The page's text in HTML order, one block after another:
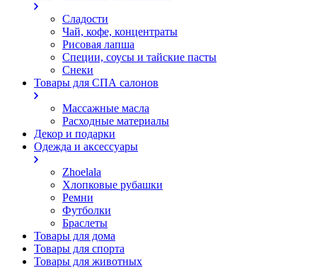
Сладости
Чай, кофе, концентраты
Рисовая лапша
Специи, соусы и тайские пасты
Снеки
Товары для СПА салонов
Массажные масла
Расходные материалы
Декор и подарки
Одежда и аксессуары
Zhoelala
Хлопковые рубашки
Ремни
Футболки
Браслеты
Товары для дома
Товары для спорта
Товары для животных